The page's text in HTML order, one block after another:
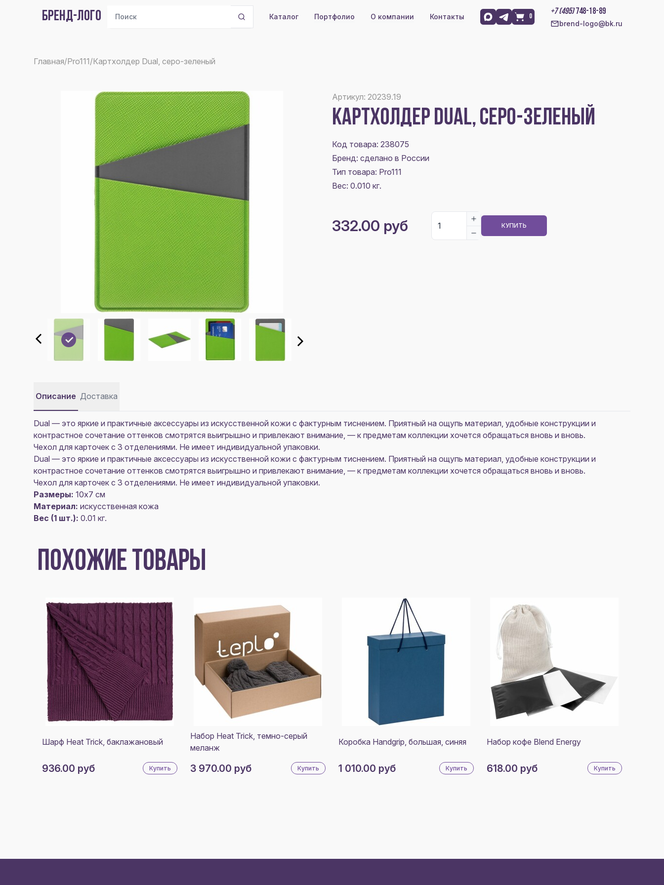
БРЕНД-ЛОГО Каталог Портфолио О компании Контакты 0
+7 (495)748-18-89
brend-logo@bk.ru
Главная/Pro111/Картхолдер Dual, серо-зеленый
Артикул: 20239.19
КАРТХОЛДЕР DUAL, СЕРО-ЗЕЛЕНЫЙ
Код товара: 238075
Бренд: сделано в России
Тип товара: Pro111
Вес: 0.010 кг.
332.00 руб КУПИТЬ
Описание Доставка
Dual — это яркие и практичные аксессуары из искусственной кожи с фактурным тиснением. Приятный на ощупь материал, удобные конструкции и
контрастное сочетание оттенков смотрятся выигрышно и привлекают внимание, — к предметам коллекции хочется обращаться вновь и вновь.
Чехол для карточек с 3 отделениями. Не имеет индивидуальной упаковки.
Dual — это яркие и практичные аксессуары из искусственной кожи с фактурным тиснением. Приятный на ощупь материал, удобные конструкции и
контрастное сочетание оттенков смотрятся выигрышно и привлекают внимание, — к предметам коллекции хочется обращаться вновь и вновь.
Чехол для карточек с 3 отделениями. Не имеет индивидуальной упаковки.
Размеры: 10х7 см
Материал: искусственная кожа
Вес (1 шт.): 0.01 кг.
ПОХОЖИЕ ТОВАРЫ
Шарф Heat Trick, баклажановый
936.00 руб Купить
Набор Heat Trick, темно-серый
меланж
3 970.00 руб Купить
Коробка Handgrip, большая, синяя
1 010.00 руб Купить
Набор кофе Blend Energy
618.00 руб Купить